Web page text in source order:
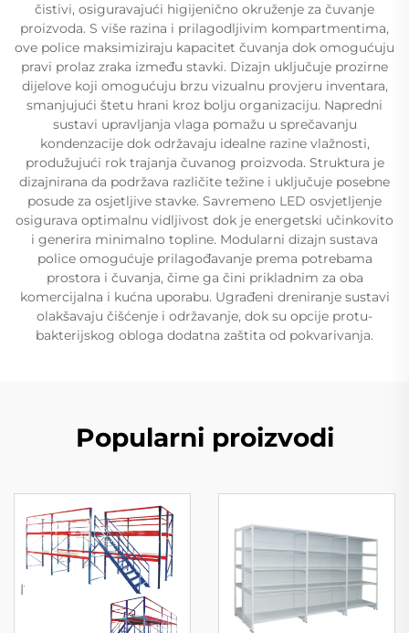
čistivi, osiguravajući higiјenično okruženje za čuvanje
proizvoda. S više razina i prilagodljivim kompartmentima,
ove police maksimiziraju kapacitet čuvanja dok omogućuju
pravi prolaz zraka između stavki. Dizajn uključuje prozirne
dijelove koji omogućuju brzu vizualnu provjeru inventara,
smanjujući štetu hrani kroz bolju organizaciju. Napredni
sustavi upravljanja vlaga pomažu u sprečavanju
kondenzacije dok održavaju idealne razine vlažnosti,
produžujući rok trajanja čuvanog proizvoda. Struktura je
dizajnirana da podržava različite težine i uključuje posebne
posude za osjetljive stavke. Savremeno LED osvjetljenje
osigurava optimalnu vidljivost dok je energetski učinkovito
i generira minimalno topline. Modularni dizajn sustava
police omogućuje prilagođavanje prema potrebama
prostora i čuvanja, čime ga čini prikladnim za oba
komercijalna i kućna uporabu. Ugrađeni dreniranje sustavi
olakšavaju čišćenje i održavanje, dok su opcije protu-
bakterijskog obloga dodatna zaštita od pokvarivanja.
Popularni proizvodi